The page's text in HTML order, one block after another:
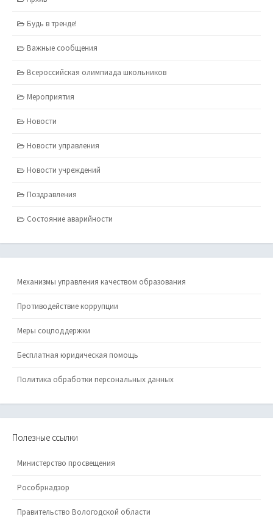
Будь в тренде!
Важные сообщения
Всероссийская олимпиада школьников
Мероприятия
Новости
Новости управления
Новости учреждений
Поздравления
Состояние аварийности
Механизмы управления качеством образования
Противодействие коррупции
Меры соцподдержки
Бесплатная юридическая помощь
Политика обработки персональных данных
Полезные ссылки
Министерство просвещения
Рособрнадзор
Правительство Вологодской области